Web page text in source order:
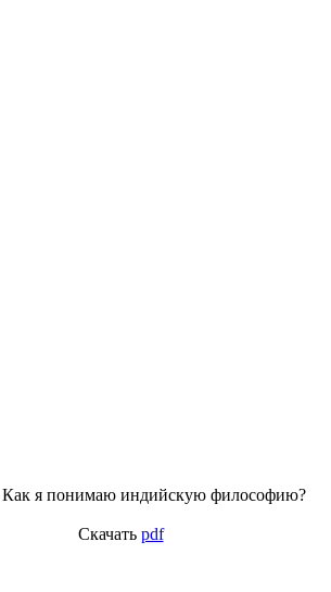
Как я понимаю индийскую философию?
Скачать pdf